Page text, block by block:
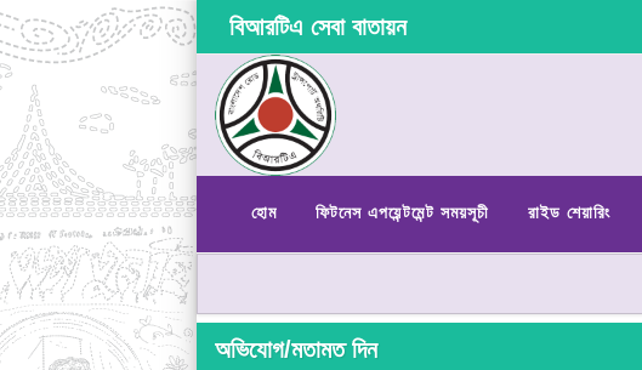
বিআরটিএ সেবা বাতায়ন
হোম ফিটনেস এপয়েন্টমেন্ট সময়সূচী রাইড শেয়ারিং
অভিযোগ/মতামত দিন